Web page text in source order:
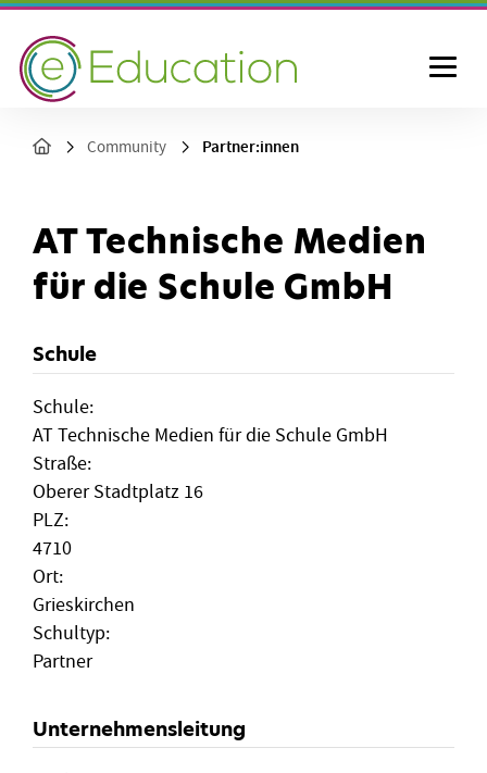
Community Partner:innen
AT Technische Medien
für die Schule GmbH
Schule
Schule:
AT Technische Medien für die Schule GmbH
Straße:
Oberer Stadtplatz 16
PLZ:
4710
Ort:
Grieskirchen
Schultyp:
Partner
Unternehmensleitung